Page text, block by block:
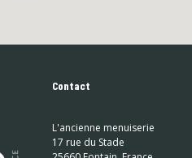
Contact
L'ancienne menuiserie
17 rue du Stade